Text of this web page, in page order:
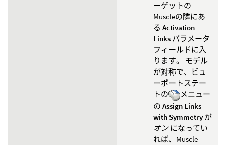
ーゲットの
Muscleの隣にあ
る Activation
Links パラメータ
フィールドに入
ります。 モデル
が対称で、ビュ
ーポートステー
トの
メニュー
の Assign Links
with Symmetry が
オンになってい
れば、Muscle